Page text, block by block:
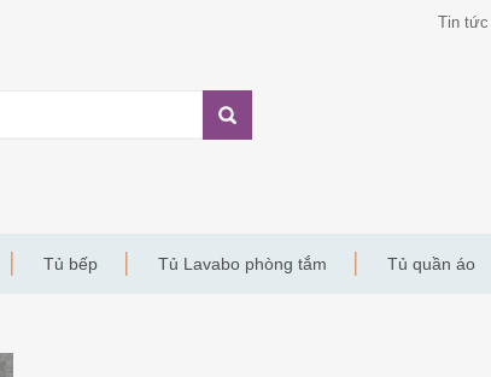
Tin tức
Tủ bếp Tủ Lavabo phòng tắm Tủ quần áo